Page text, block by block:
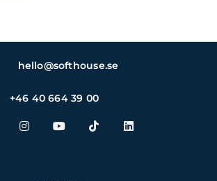
hello@softhouse.se
+46 40 664 39 00